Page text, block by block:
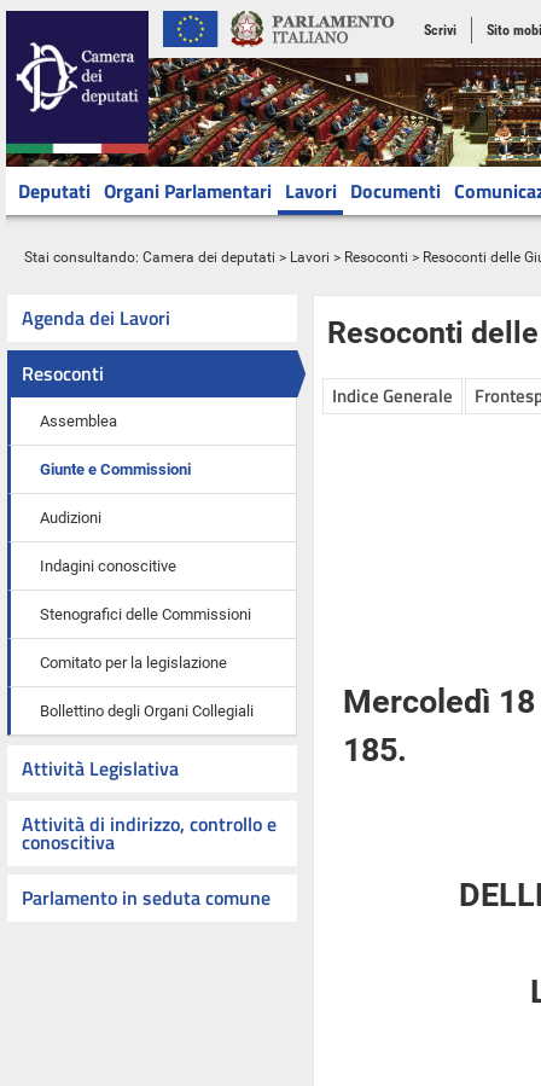
Scrivi Sito
Deputati Organi Parlamentari Lavori Documenti
Stai consultando: Camera dei deputati > Lavori > Resoconti > Resoconti delle
Agenda dei Lavori
Resoconti
Assemblea
Giunte e Commissioni
Audizioni
Indagini conoscitive
Stenografici delle Commissioni
Comitato per la legislazione
Bollettino degli Organi Collegiali
Attività Legislativa
Attività di indirizzo, controllo e
conoscitiva
Parlamento in seduta comune
Resoconti
Indice Generale
Mercoledì
185.